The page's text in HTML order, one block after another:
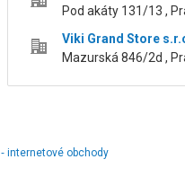
Pod akáty 131/13 ,
Viki Grand Store
Mazurská 846/2d ,
internetové obchody